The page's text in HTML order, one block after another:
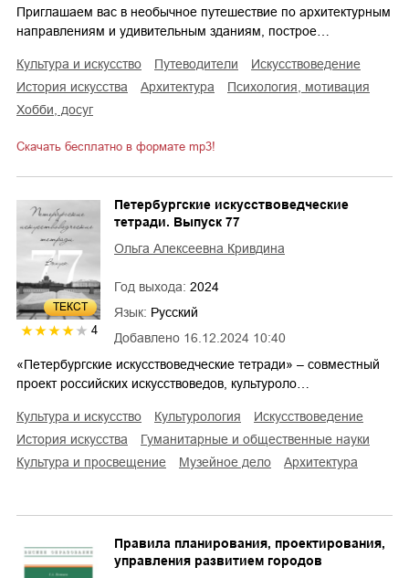
Приглашаем вас в необычное путешествие по архитектурным
направлениям и удивительным зданиям, построе…
культура и искусство путеводители
искусствоведение
история искусства
архитектура
психология, мотивация
хобби, досуг
Скачать бесплатно в формате mp3!
ТЕКСТ
4 Добавлено 16.12.2024 10:40
Петербургские искусствоведческие
тетради. Выпуск 77
Ольга Алексеевна Кривдина
Год выхода: 2024
Язык: Русский
«Петербургские искусствоведческие тетради» – совместный
проект российских искусствоведов, культуроло…
культура и искусство культурология
искусствоведение
история искусства
гуманитарные и общественные науки
культура и просвещение
музейное дело архитектура
Правила планирования, проектирования,
управления развитием городов